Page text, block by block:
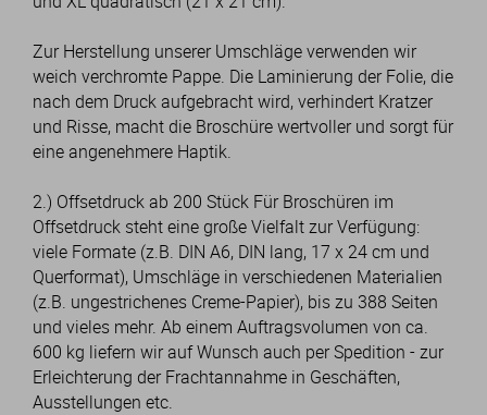
Zur Herstellung unserer Umschläge verwenden wir
weich verchromte Pappe. Die Laminierung der Folie, die
nach dem Druck aufgebracht wird, verhindert Kratzer
und Risse, macht die Broschüre wertvoller und sorgt für
eine angenehmere Haptik.
2.) Offsetdruck ab 200 Stück Für Broschüren im
Offsetdruck steht eine große Vielfalt zur Verfügung:
viele Formate (z.B. DIN A6, DIN lang, 17 x 24 cm und
Querformat), Umschläge in verschiedenen Materialien
(z.B. ungestrichenes Creme-Papier), bis zu 388 Seiten
und vieles mehr. Ab einem Auftragsvolumen von ca.
600 kg liefern wir auf Wunsch auch per Spedition - zur
Erleichterung der Frachtannahme in Geschäften,
Ausstellungen etc.